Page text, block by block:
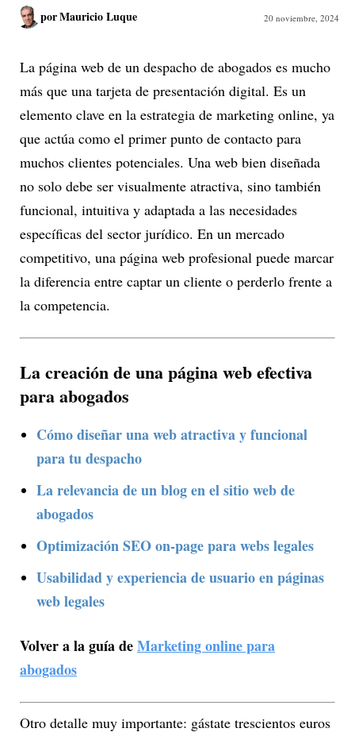
porMauricio Luque 20 noviembre, 2024
La página web de un despacho de abogados es mucho
más que una tarjeta de presentación digital. Es un
elemento clave en la estrategia de marketing online, ya
que actúa como el primer punto de contacto para
muchos clientes potenciales. Una web bien diseñada
no solo debe ser visualmente atractiva, sino también
funcional, intuitiva y adaptada a las necesidades
específicas del sector jurídico. En un mercado
competitivo, una página web profesional puede marcar
la diferencia entre captar un cliente o perderlo frente a
la competencia.
La creación de una página web efectiva
para abogados
Cómo diseñar una web atractiva y funcional
para tu despacho
La relevancia de un blog en el sitio web de
abogados
Optimización SEO on-page para webs legales
Usabilidad y experiencia de usuario en páginas
web legales
Volver a la guía deMarketing online para
abogados
Otro detalle muy importante: gástate trescientos euros